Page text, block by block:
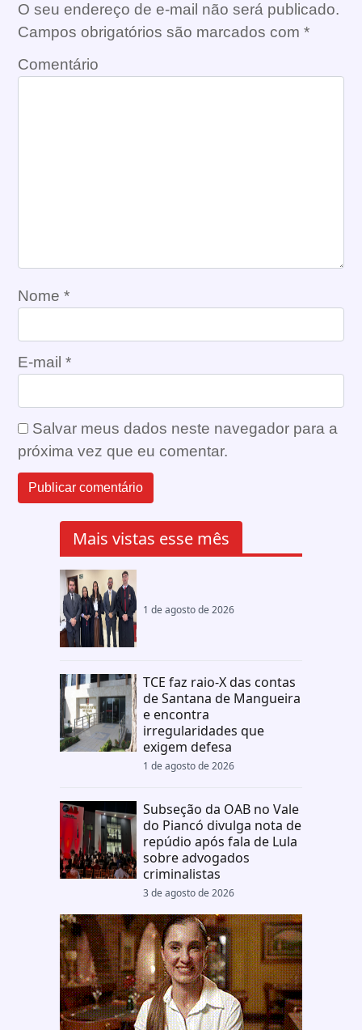
O seu endereço de e-mail não será publicado.
Campos obrigatórios são marcados com *
Comentário
Nome *
E-mail *
Salvar meus dados neste navegador para a
próxima vez que eu comentar.
Mais vistas esse mês
1 de agosto de 2026
TCE faz raio-X das contas
de Santana de Mangueira
e encontra
irregularidades que
exigem defesa
1 de agosto de 2026
Subseção da OAB no Vale
do Piancó divulga nota de
repúdio após fala de Lula
sobre advogados
criminalistas
3 de agosto de 2026